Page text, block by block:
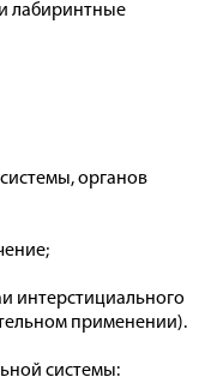
лабиринтные
органов
интерстициального
применении).
системы: